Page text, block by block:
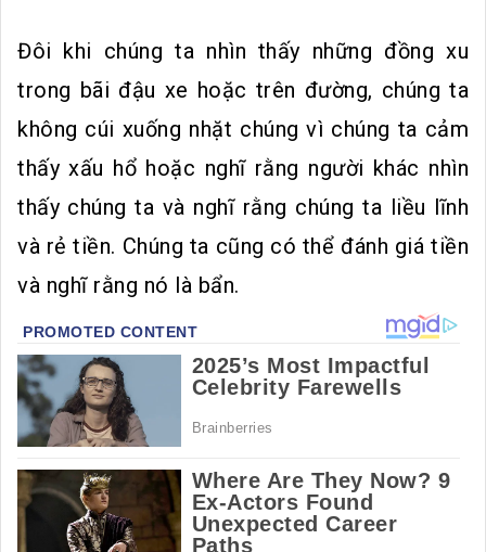
Đôi khi chúng ta nhìn thấy những đồng xu
trong bãi đậu xe hoặc trên đường, chúng ta
không cúi xuống nhặt chúng vì chúng ta cảm
thấy xấu hổ hoặc nghĩ rằng người khác nhìn
thấy chúng ta và nghĩ rằng chúng ta liều lĩnh
và rẻ tiền. Chúng ta cũng có thể đánh giá tiền
và nghĩ rằng nó là bẩn.